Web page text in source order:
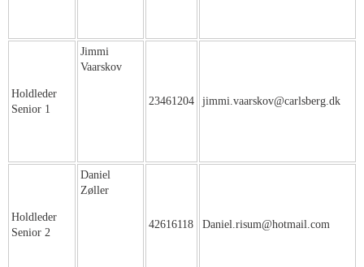
Holdleder
Senior 1
Jimmi
Vaarskov
23461204 jimmi.vaarskov@carlsberg.dk
Holdleder
Senior 2
Daniel
Zøller
42616118 Daniel.risum@hotmail.com